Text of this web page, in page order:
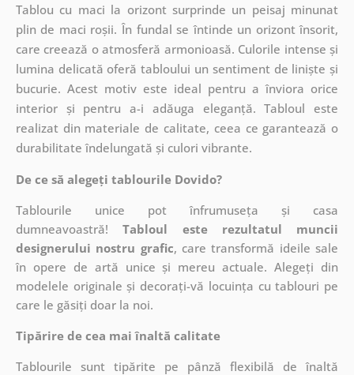
Tablou cu maci la orizont surprinde un peisaj minunat
plin de maci roșii. În fundal se întinde un orizont însorit,
care creează o atmosferă armonioasă. Culorile intense și
lumina delicată oferă tabloului un sentiment de liniște și
bucurie. Acest motiv este ideal pentru a înviora orice
interior și pentru a-i adăuga eleganță. Tabloul este
realizat din materiale de calitate, ceea ce garantează o
durabilitate îndelungată și culori vibrante.
De ce să alegeți tablourile Dovido?
Tablourile unice pot înfrumuseța și casa
dumneavoastră!Tabloul este rezultatul muncii
designerului nostru grafic, caretransformă ideile sale
în opere de artă unice și mereu actuale. Alegeți din
modelele originale și decorați-vă locuința cu tablouri pe
care le găsiți doar la noi.
Tipărire de cea mai înaltă calitate
Tablourile sunt tipărite pe pânză flexibilă de înaltă